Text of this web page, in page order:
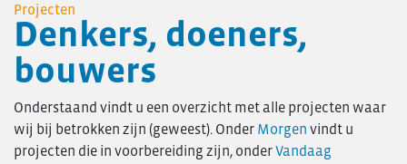
Projecten
Utiliteitsbouw
Woningbouw
Over De Delta
Zakelijke utiliteitsbouw
Particuliere woningbouw
Projecten
Denkers, doeners,
bouwers
Onderstaand vindt u een overzicht met alle projecten waar
wij bij betrokken zijn (geweest). Onder Morgen vindt u
projecten die in voorbereiding zijn, onderVandaag